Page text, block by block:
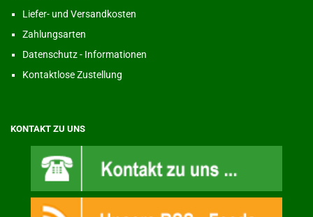
Liefer- und Versandkosten
Zahlungsarten
Datenschutz - Informationen
Kontaktlose Zustellung
KONTAKT ZU UNS